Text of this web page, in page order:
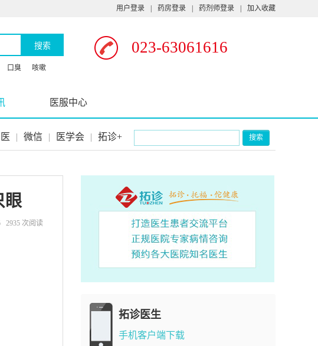
用户登录 药房登录 药剂师登录 加入收藏
搜索 023-63061616
口臭 咳嗽
医服中心
| 微信 | 医学会 | 拓诊+ 搜索
眼
2935 次阅读
拓诊医生
手机客户端下载